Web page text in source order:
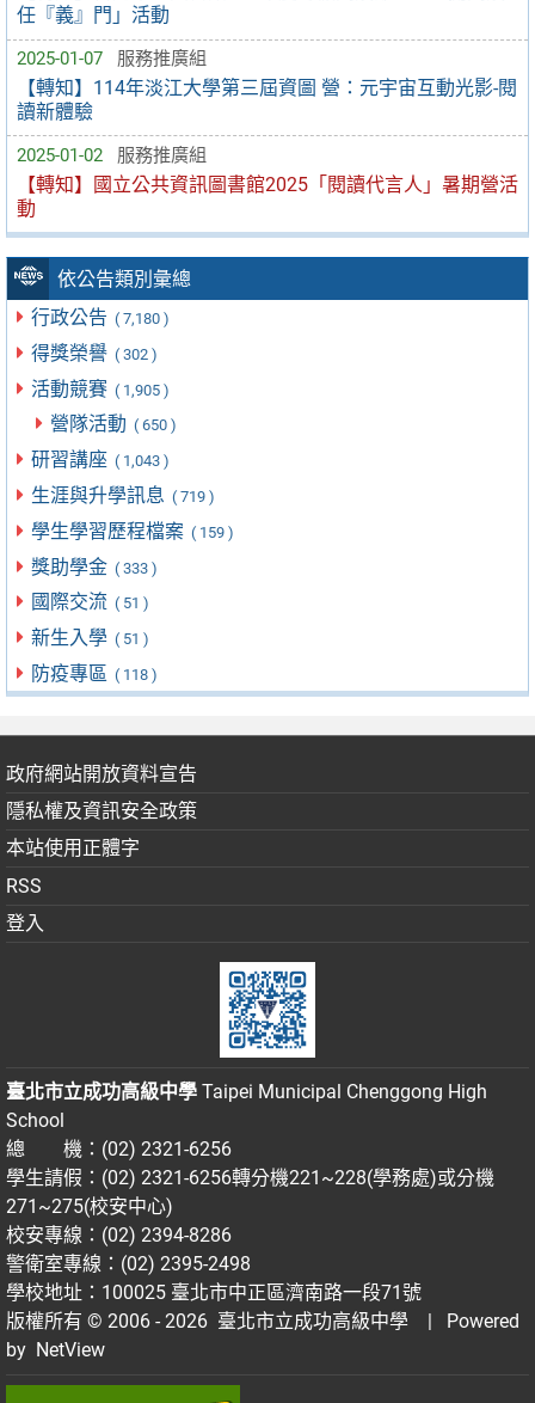
任『義』門」活動
2025-01-07 服務推廣組
【轉知】114年淡江大學第三屆資圖 營：元宇宙互動光影-閱
讀新體驗
2025-01-02 服務推廣組
【轉知】國立公共資訊圖書館2025「閱讀代言人」暑期營活
動
依公告類別彙總
行政公告 ( 7,180 )
得獎榮譽 ( 302 )
活動競賽 ( 1,905 )
營隊活動 ( 650 )
研習講座 ( 1,043 )
生涯與升學訊息 ( 719 )
學生學習歷程檔案 ( 159 )
獎助學金 ( 333 )
國際交流 ( 51 )
新生入學 ( 51 )
防疫專區 ( 118 )
政府網站開放資料宣告
隱私權及資訊安全政策
本站使用正體字
RSS
登入
臺北市立成功高級中學 Taipei Municipal Chenggong High
School
總 機：(02) 2321-6256
學生請假：(02) 2321-6256轉分機221~228(學務處)或分機
271~275(校安中心)
校安專線：(02) 2394-8286
警衛室專線：(02) 2395-2498
學校地址：100025 臺北市中正區濟南路一段71號
版權所有 © 2006 - 2026 臺北市立成功高級中學
| Powered
by NetView